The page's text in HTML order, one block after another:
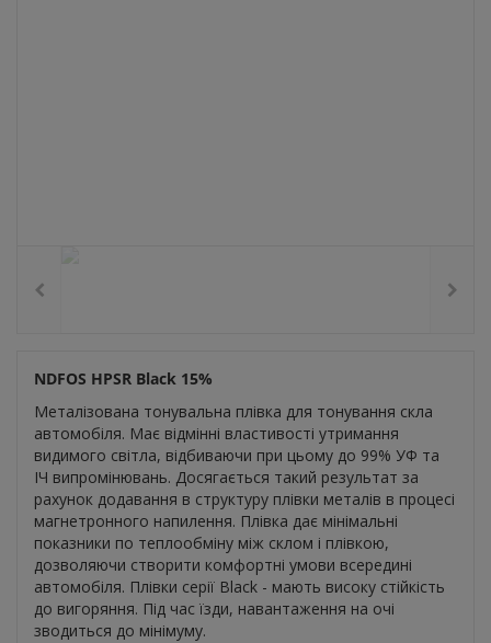
NDFOS HPSR Black 15%
Металізована тонувальна плівка для тонування скла
автомобіля. Має відмінні властивості утримання
видимого світла, відбиваючи при цьому до 99% УФ та
ІЧ випромінювань. Досягається такий результат за
рахунок додавання в структуру плівки металів в процесі
магнетронного напилення. Плівка дає мінімальні
показники по теплообміну між склом і плівкою,
дозволяючи створити комфортні умови всередині
автомобіля. Плівки серії Black - мають високу стійкість
до вигоряння. Під час їзди, навантаження на очі
зводиться до мінімуму.